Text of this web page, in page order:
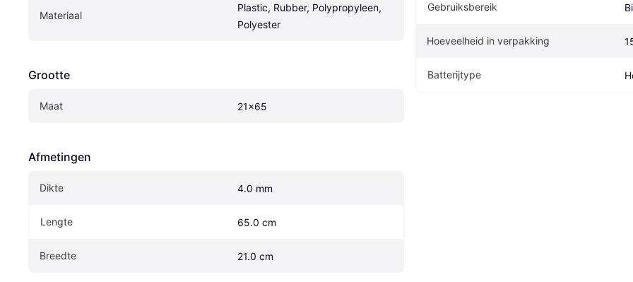
Materiaal
Plastic, Rubber, Polypropyleen,
Polyester
Grootte
Maat 21x65
Afmetingen
Dikte 4.0 mm
Lengte 65.0 cm
Breedte 21.0 cm
Gebruiksbereik
Hoeveelheid in verpakking
Batterijtype